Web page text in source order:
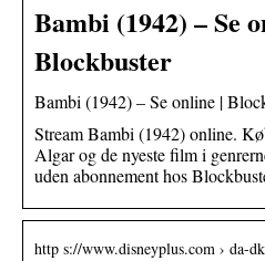
Bambi (1942) – Se
Blockbuster
Bambi (1942) – Se online |
Stream Bambi (1942) online.
Algar og de nyeste film i
uden abonnement hos
http s://www.disneyplus.com › da-